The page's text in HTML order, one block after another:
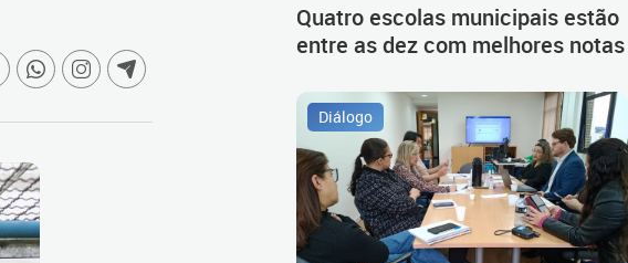
Quatro escolas municipais estão
entre as dez com melhores notas
Diálogo